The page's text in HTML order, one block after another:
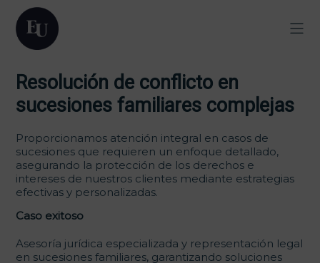
Resolución de conflicto en
sucesiones familiares complejas
Proporcionamos atención integral en casos de
sucesiones que requieren un enfoque detallado,
asegurando la protección de los derechos e
intereses de nuestros clientes mediante estrategias
efectivas y personalizadas.
Caso exitoso
Asesoría jurídica especializada y representación legal
en sucesiones familiares, garantizando soluciones